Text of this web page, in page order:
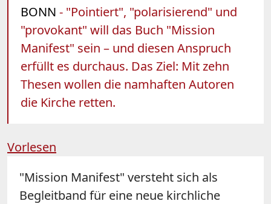
BONN - "Pointiert", "polarisierend" und
"provokant" will das Buch "Mission
Manifest" sein – und diesen Anspruch
erfüllt es durchaus. Das Ziel: Mit zehn
Thesen wollen die namhaften Autoren
die Kirche retten.
Vorlesen
"Mission Manifest" versteht sich als
Begleitband für eine neue kirchliche